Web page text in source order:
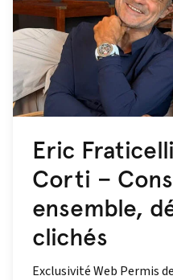
Eric
Corti –
ensemble,
clichés
Exclusivité Web Permis